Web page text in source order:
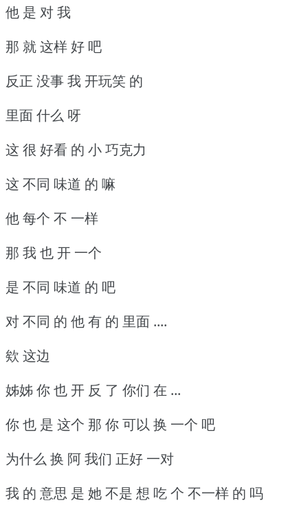
他 是 对 我
那 就 这样 好 吧
反正 没事 我 开玩笑 的
里面 什么 呀
这 很 好看 的 小 巧克力
这 不同 味道 的 嘛
他 每个 不 一样
那 我 也 开 一个
是 不同 味道 的 吧
对 不同 的 他 有 的 里面 ....
欸 这边
姊姊 你 也 开 反 了 你们 在 ...
你 也 是 这个 那 你 可以 换 一个 吧
为什么 换 阿 我们 正好 一对
我 的 意思 是 她 不是 想 吃 个 不一样 的 吗